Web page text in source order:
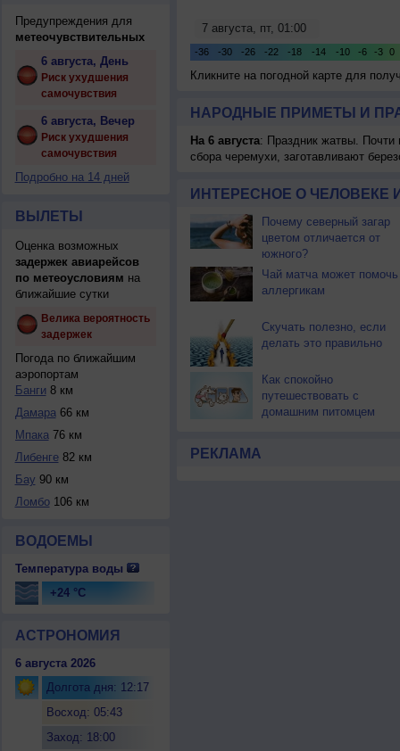
Предупреждения для
метеочувствительных
6 августа, День
Риск ухудшения
самочувствия
6 августа, Вечер
Риск ухудшения
самочувствия
Подробно на 14 дней
ВЫЛЕТЫ
Оценка возможных
задержек авиарейсов
по метеоусловиям на
ближайшие сутки
Велика вероятность
задержек
Погода по ближайшим
аэропортам
Банги 8 км
Дамара66 км
Мпака76 км
Либенге82 км
Бау 90 км
Ломбо106 км
ВОДОЕМЫ
Температура воды
+24 °C
АСТРОНОМИЯ
6 августа 2026
Долгота дня: 12:17
Восход: 05:43
Заход: 18:00
Кликните на погодной карте для
НАРОДНЫЕ ПРИМЕТЫ И
На 6 августа: Праздник жатвы. Почти
сбора черемухи, заготавливают
ИНТЕРЕСНОЕ О ЧЕЛОВЕКЕ
Почему северный загар
цветом отличается от
южного?
Чай матча может помочь
аллергикам
Скучать полезно, если
делать это правильно
Как спокойно
путешествовать с
домашним питомцем
РЕКЛАМА